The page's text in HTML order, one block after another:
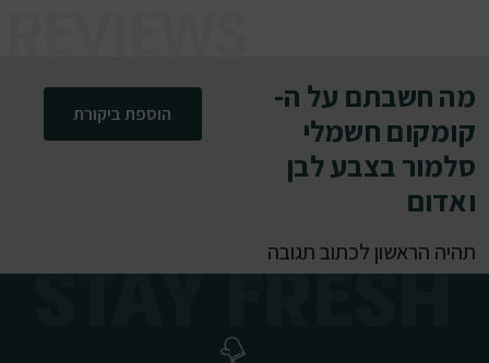
מה חשבתם על ה-
קומקום חשמלי
סלמור בצבע לבן
ואדום
תהיה הראשון לכתוב תגובה
הוספת ביקורת